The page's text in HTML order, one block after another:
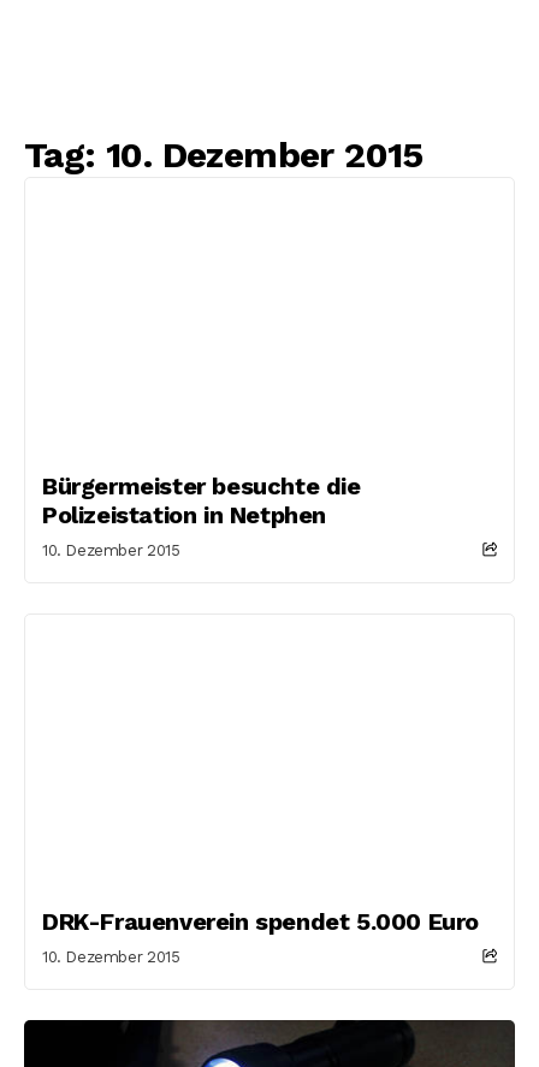
Tag: 10. Dezember 2015
Bürgermeister besuchte die
Polizeistation in Netphen
10. Dezember 2015
DRK-Frauenverein spendet 5.000 Euro
10. Dezember 2015